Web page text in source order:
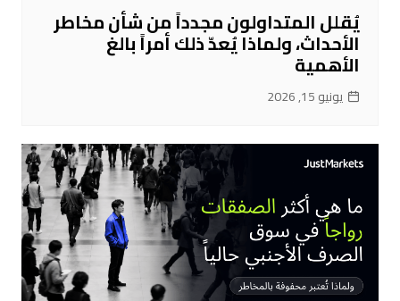
يُقلل المتداولون مجدداً من شأن مخاطر
الأحداث، ولماذا يُعدّ ذلك أمراً بالغ
الأهمية
يونيو 15, 2026